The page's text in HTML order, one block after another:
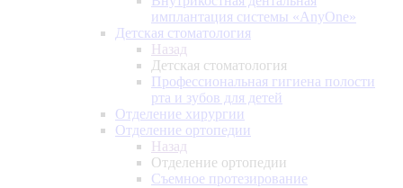
имплантация системы «AnyOne»
Детская стоматология
Назад
Детская стоматология
Профессиональная гигиена полости
рта и зубов для детей
Отделение хирургии
Отделение ортопедии
Назад
Отделение ортопедии
Съемное протезирование